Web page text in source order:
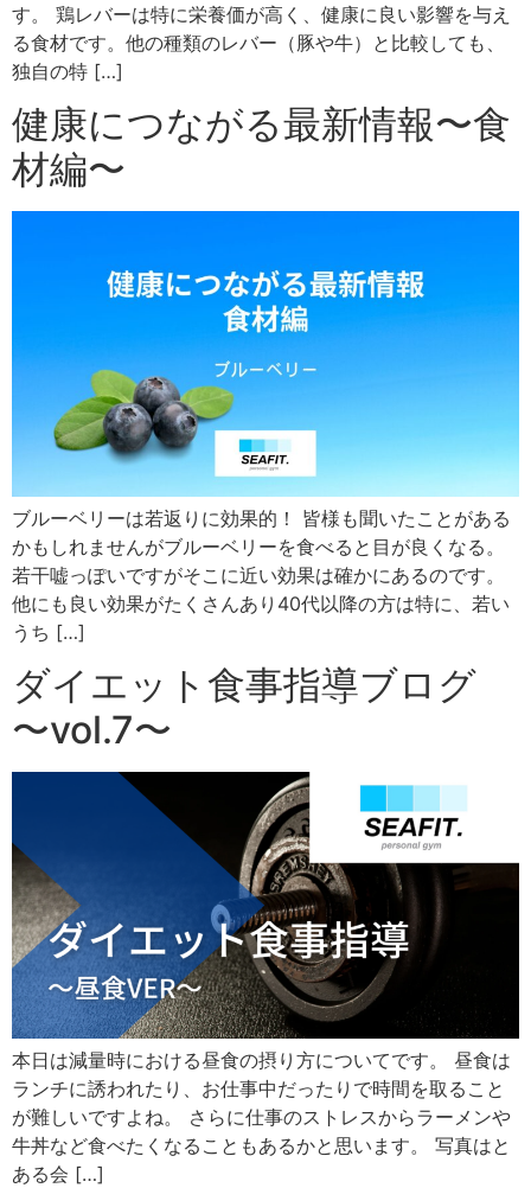
す。 鶏レバーは特に栄養価が高く、健康に良い影響を与え
る食材です。他の種類のレバー（豚や牛）と比較しても、
独自の特 […]
健康につながる最新情報〜食
材編〜
ブルーベリーは若返りに効果的！ 皆様も聞いたことがある
かもしれませんがブルーベリーを食べると目が良くなる。
若干嘘っぽいですがそこに近い効果は確かにあるのです。
他にも良い効果がたくさんあり40代以降の方は特に、若い
うち […]
ダイエット食事指導ブログ
〜vol.7〜
本日は減量時における昼食の摂り方についてです。 昼食は
ランチに誘われたり、お仕事中だったりで時間を取ること
が難しいですよね。 さらに仕事のストレスからラーメンや
牛丼など食べたくなることもあるかと思います。 写真はと
ある会 […]